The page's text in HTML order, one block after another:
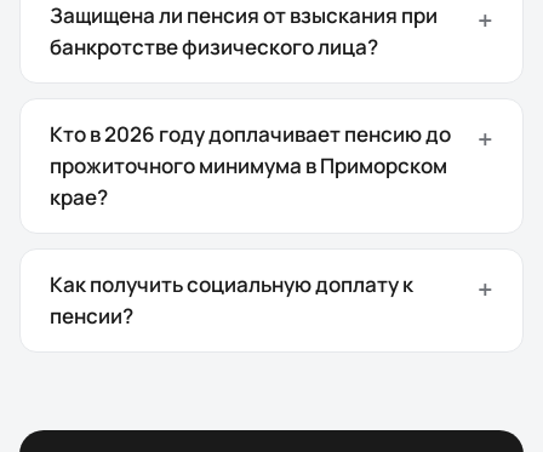
Защищена ли пенсия от взыскания при
банкротстве физического лица?
Кто в 2026 году доплачивает пенсию до
прожиточного минимума в Приморском
крае?
Как получить социальную доплату к
пенсии?